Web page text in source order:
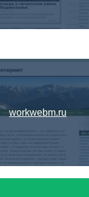
workwebm.ru